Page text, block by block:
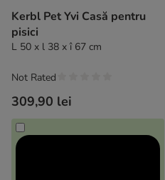
Kerbl Pet Yvi Casă pentru
pisici
L 50 x l 38 x î 67 cm
309,90 lei
Not Rated